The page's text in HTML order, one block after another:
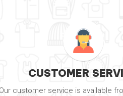
CUSTOMER
Our customer service is available